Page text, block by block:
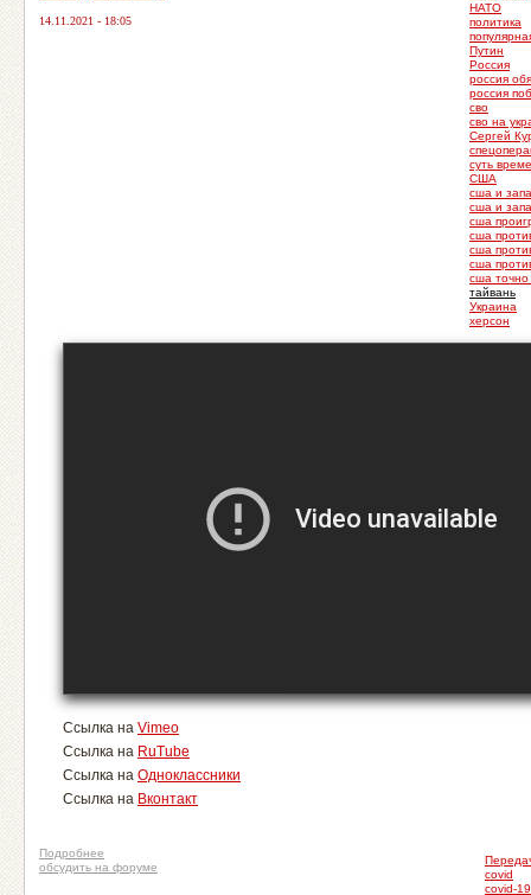
НАТО
политика
Путин
Россия
россия
россия
сво
сво на
Сергей
суть
США
сша и
сша и
сша
сша
сша
сша
сша
тайвань
Украина
херсон
14.11.2021 - 18:05
Ссылка на Vimeo
Ссылка на RuTube
Ссылка на Одноклассники
Ссылка на Вконтакт
covid
covid-19
Подробнее
обсудить на форуме